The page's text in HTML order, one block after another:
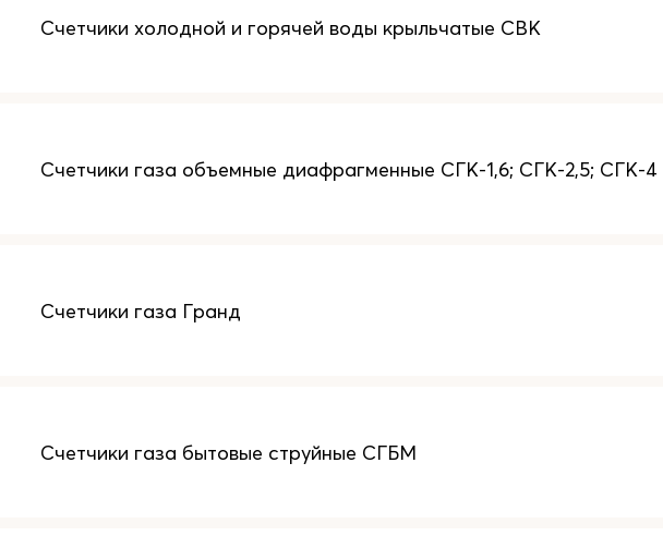
Счетчики холодной и горячей воды крыльчатые СВК
Счетчики газа объемные диафрагменные СГК-1,6; СГК-2,5; СГК-4
Счетчики газа Гранд
Счетчики газа бытовые струйные СГБМ